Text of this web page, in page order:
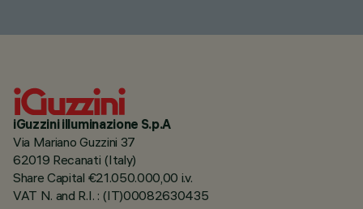
iGuzzini illuminazione S.p.A
Via Mariano Guzzini 37
62019 Recanati (Italy)
Share Capital €21.050.000,00 i.v.
VAT N. and R.I. : (IT)00082630435